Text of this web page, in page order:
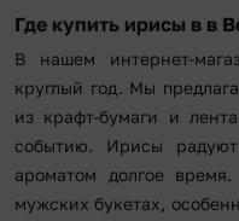
Где купить ирисы в в
В нашем интернет-
круглый год. Мы
из крафт-бумаги и
событию. Ирисы
ароматом долгое
мужских букетах,